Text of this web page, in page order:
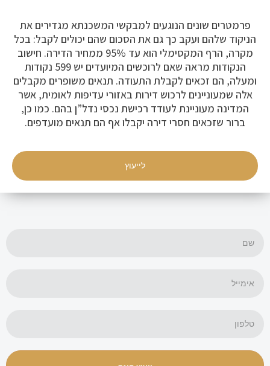
פרמטרים שונים הנוגעים למבקשי המשכנתא מגדירים את
הניקוד שלהם ועקב כך גם את הסכום שהם יכולים לקבל: בכל
מקרה, הרף המקסימלי הוא עד 95% ממחיר הדירה. חישוב
הנקודות מראה שאם לרוכשים המיועדים יש 599 נקודות
ומעלה, הם זכאים לקבלת התעודה. תנאים משופרים מקבלים
אלה שמעוניינים לרכוש דירות באזורי עדיפות לאומית, אשר
המדינה מעוניינת לעודד רכישת נכסי נדל”ן בהם. כמו כן,
ברור שזכאים חסרי דירה יקבלו אף הם תנאים מועדפים.
לייעוץ